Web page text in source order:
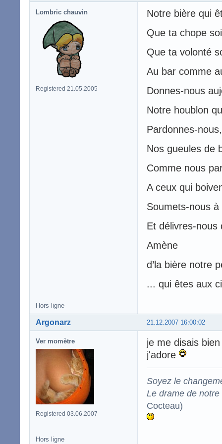
Lombric chauvin
Registered 21.05.2005
Notre bière qui
Que ta chope
Que ta volonté
Au bar comme
Donnes-nous
Notre houblon
Pardonnes-nous,
Nos gueules de
Comme nous
A ceux qui
Soumets-nous
Et délivres-nous
Amène
d’la bière notre
... qui êtes aux
Hors ligne
21.12.2007 16:00:02
Argonarz
Ver momètre
Registered 03.06.2007
je me disais
j'adore
Soyez le
Le drame de
Cocteau)
Hors ligne